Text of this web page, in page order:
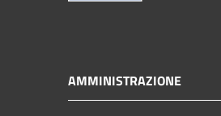
AMMINISTRAZIONE